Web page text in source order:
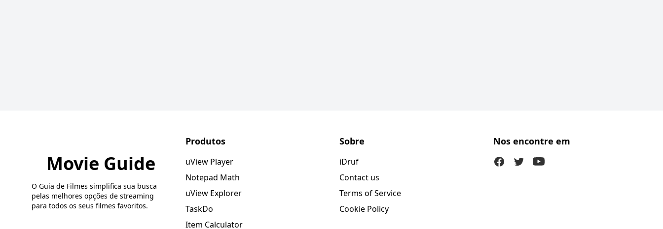
Movie Guide
O Guia de Filmes simplifica sua busca
pelas melhores opções de streaming
para todos os seus filmes favoritos.
Produtos
uView Player
Notepad Math
uView Explorer
TaskDo
Item Calculator
Sobre
iDruf
Contact us
Terms of Service
Cookie Policy
Nos encontre em
FacebookTwitter (X)Youtube